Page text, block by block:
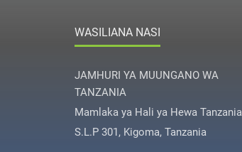
WASILIANA NASI
JAMHURI YA MUUNGANO WA
TANZANIA
Mamlaka ya Hali ya Hewa Tanzania
S.L.P 301, Kigoma, Tanzania